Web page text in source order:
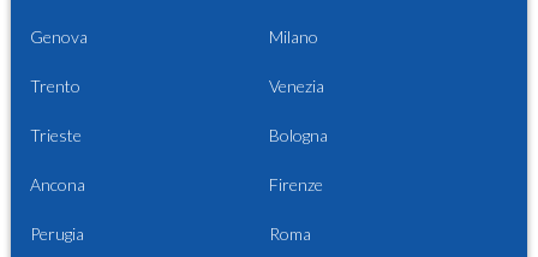
Genova Milano
Trento Venezia
Trieste Bologna
Ancona Firenze
Perugia Roma